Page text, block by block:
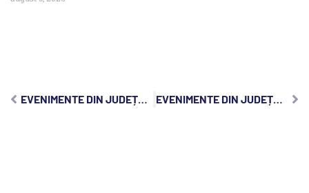
EVENIMENTE DIN JUDEȚUL CLUJ, JOI, 22 IANUARIE 2026: EVENIMENTE DIN JUDEȚUL CLUJ, SÂMBĂTĂ, 24 IANUARIE 2026: